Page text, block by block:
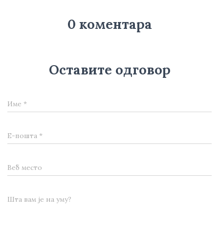
0 коментара
Оставите одговор
Име *
Е-пошта *
Веб место
Шта вам је на уму?